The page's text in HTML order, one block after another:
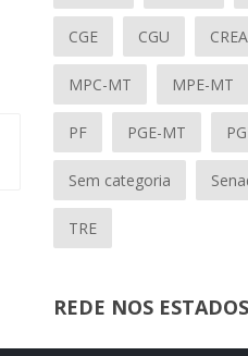
CGE CGU
MPC-MT MPE-MT
PF PGE-MT
Sem categoria
TRE
REDE NOS ESTADOS